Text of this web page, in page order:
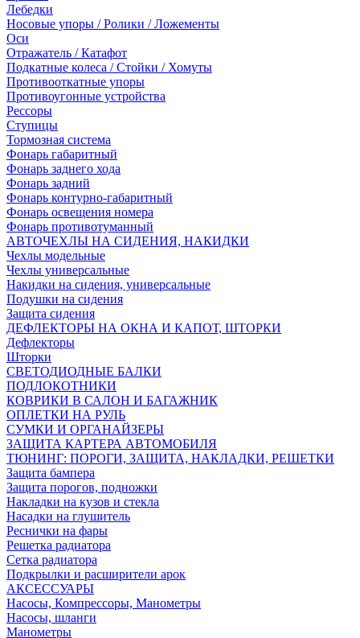
Лебедки
Носовые упоры / Ролики / Ложементы
Оси
Отражатель / Катафот
Подкатные колеса / Стойки / Хомуты
Противооткатные упоры
Противоугонные устройства
Рессоры
Ступицы
Тормозная система
Фонарь габаритный
Фонарь заднего хода
Фонарь задний
Фонарь контурно-габаритный
Фонарь освещения номера
Фонарь противотуманный
АВТОЧЕХЛЫ НА СИДЕНИЯ, НАКИДКИ
Чехлы модельные
Чехлы универсальные
Накидки на сидения, универсальные
Подушки на сидения
Защита сидения
ДЕФЛЕКТОРЫ НА ОКНА И КАПОТ, ШТОРКИ
Дефлекторы
Шторки
СВЕТОДИОДНЫЕ БАЛКИ
ПОДЛОКОТНИКИ
КОВРИКИ В САЛОН И БАГАЖНИК
ОПЛЕТКИ НА РУЛЬ
СУМКИ И ОРГАНАЙЗЕРЫ
ЗАЩИТА КАРТЕРА АВТОМОБИЛЯ
ТЮНИНГ: ПОРОГИ, ЗАЩИТА, НАКЛАДКИ, РЕШЕТКИ
Защита бампера
Защита порогов, подножки
Накладки на кузов и стекла
Насадки на глушитель
Реснички на фары
Решетка радиатора
Сетка радиатора
Подкрылки и расширители арок
АКСЕССУАРЫ
Насосы, Компрессоры, Манометры
Насосы, шланги
Манометры